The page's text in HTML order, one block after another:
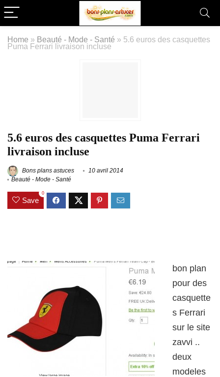
Home » Beauté - Mode - Santé » 5.6 euros des casquettes
Puma Ferrari livraison incluse
5.6 euros des casquettes Puma Ferrari
livraison incluse
Bons plans astuces
10 avril 2014
Beauté - Mode - Santé
Save
0
bon plan
pour des
casquette
s Ferrari
sur le site
zavvi ..
deux
modeles